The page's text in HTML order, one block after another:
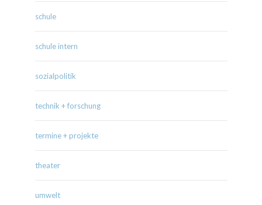
schule
schule intern
sozialpolitik
technik + forschung
termine + projekte
theater
umwelt